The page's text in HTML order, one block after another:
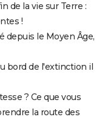
de la vie sur Terre :
!
depuis le Moyen Âge,
bord de l'extinction il
? Ce que vous
la route des